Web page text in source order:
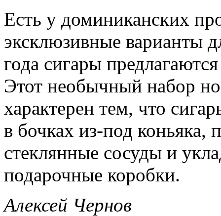
Есть у доминиканских
эксклюзивные варианты
года сигары
Этот необычный набор
характерен тем, что
в бочках из-под коньяка,
стеклянные сосуды и
подарочные коробки.
Алексей Чернов